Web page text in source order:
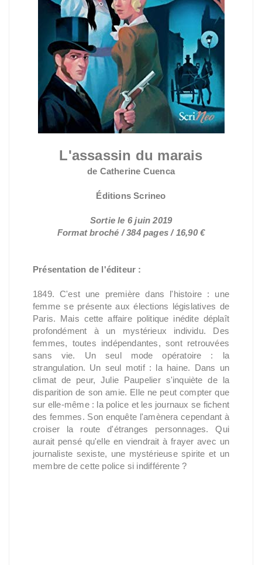
L'assassin du marais
de Catherine Cuenca
Éditions Scrineo
Sortie le 6 juin 2019
Format broché / 384 pages / 16,90 €
Présentation de l'éditeur :
1849. C'est une première dans l'histoire : une
femme se présente aux élections législatives de
Paris. Mais cette affaire politique inédite déplaît
profondément à un mystérieux individu. Des
femmes, toutes indépendantes, sont retrouvées
sans vie. Un seul mode opératoire : la
strangulation. Un seul motif : la haine. Dans un
climat de peur, Julie Paupelier s'inquiète de la
disparition de son amie. Elle ne peut compter que
sur elle-même : la police et les journaux se fichent
des femmes. Son enquête l'amènera cependant à
croiser la route d'étranges personnages. Qui
aurait pensé qu'elle en viendrait à frayer avec un
journaliste sexiste, une mystérieuse spirite et un
membre de cette police si indifférente ?